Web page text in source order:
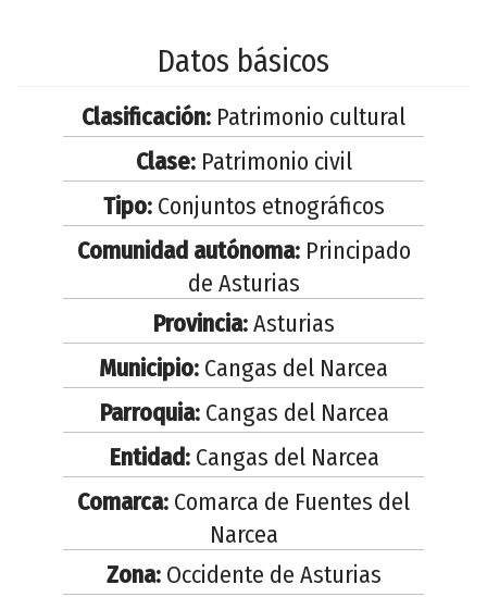
Datos básicos
Clasificación: Patrimonio cultural
Clase:Patrimonio civil
Tipo:Conjuntos etnográficos
Comunidad autónoma:Principado
de Asturias
Provincia:Asturias
Municipio: Cangas del Narcea
Parroquia:Cangas del Narcea
Entidad:Cangas del Narcea
Comarca: Comarca de Fuentes del
Narcea
Zona:Occidente de Asturias